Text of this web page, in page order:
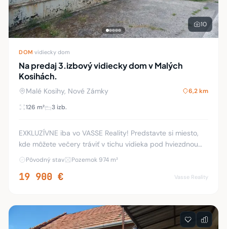
10
DOM vidiecky dom
Na predaj 3.izbový vidiecky dom v Malých
Kosihách.
Malé Kosihy, Nové Zámky 6,2 km
126 m² 3 izb.
EXKLUZÍVNE iba vo VASSE Reality! Predstavte si miesto,
kde môžete večery tráviť v tichu vidieka pod hviezdnou
oblohou. Presne takýto príbeh môže začať v Malých
Kosihách, kde vám ponúkame na predaj vid
Pôvodný stav Pozemok 974 m²
19 900 € Vasse Reality